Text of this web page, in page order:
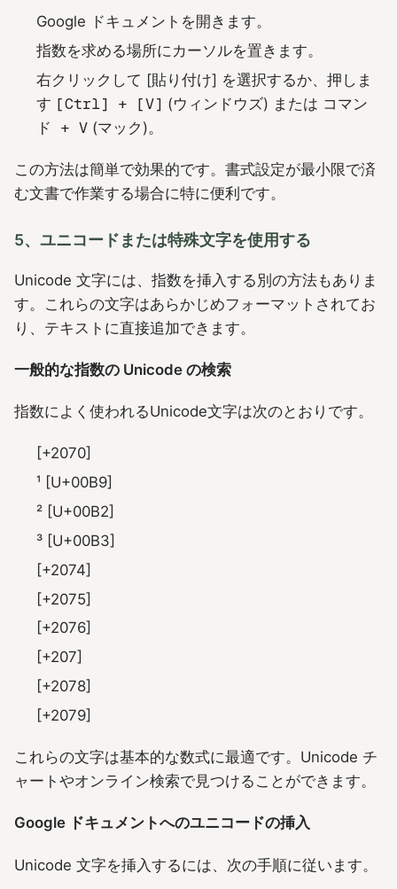
Google ドキュメントを開きます。
指数を求める場所にカーソルを置きます。
右クリックして [貼り付け] を選択するか、押しま
す [Ctrl] + [V] (ウィンドウズ) または コマン
ド + V (マック)。
この方法は簡単で効果的です。書式設定が最小限で済
む文書で作業する場合に特に便利です。
5、ユニコードまたは特殊文字を使用する
Unicode 文字には、指数を挿入する別の方法もありま
す。これらの文字はあらかじめフォーマットされてお
り、テキストに直接追加できます。
一般的な指数の Unicode の検索
指数によく使われるUnicode文字は次のとおりです。
[+2070]
¹ [U+00B9]
² [U+00B2]
³ [U+00B3]
[+2074]
[+2075]
[+2076]
[+207]
[+2078]
[+2079]
これらの文字は基本的な数式に最適です。Unicode チ
ャートやオンライン検索で見つけることができます。
Google ドキュメントへのユニコードの挿入
Unicode 文字を挿入するには、次の手順に従います。